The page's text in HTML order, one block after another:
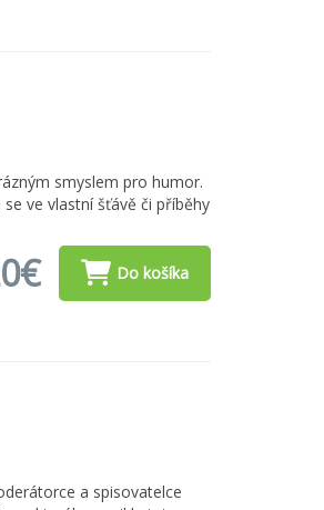
smyslem pro humor.
ve vlastní šťávě či příběhy
Do košíka
a spisovatelce